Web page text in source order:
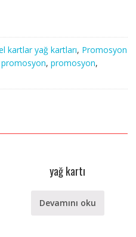
kartlar yağ kartları, Promosyon
, promosyon,
yağ kartı
Devamını oku